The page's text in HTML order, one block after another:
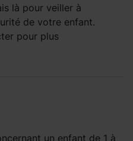
là pour veiller à
de votre enfant.
pour plus
un enfant de 1 à